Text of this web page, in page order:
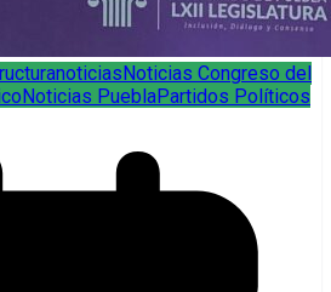
noticiasNoticias Congreso del
Noticias PueblaPartidos Políticos